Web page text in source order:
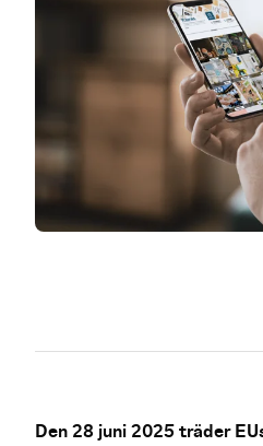
Den 28 juni 2025 träder